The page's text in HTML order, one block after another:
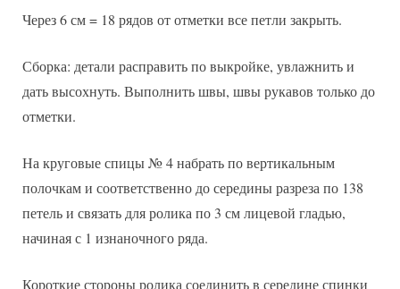
Через 6 см = 18 рядов от отметки все петли закрыть.
Сборка: детали расправить по выкройке, увлажнить и
дать высохнуть. Выполнить швы, швы рукавов только до
отметки.
На круговые спицы № 4 набрать по вертикальным
полочкам и соответственно до середины разреза по 138
петель и связать для ролика по 3 см лицевой гладью,
начиная с 1 изнаночного ряда.
Короткие стороны ролика соединить в середине спинки